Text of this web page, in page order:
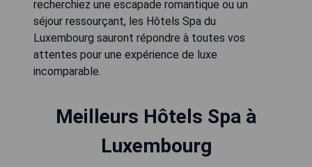
recherchiez une escapade romantique ou un
séjour ressourçant, les Hôtels Spa du
Luxembourg sauront répondre à toutes vos
attentes pour une expérience de luxe
incomparable.
Meilleurs Hôtels Spa à
Luxembourg